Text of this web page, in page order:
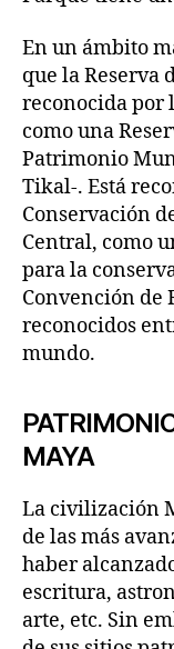
En un ámbito
que la Reserva
reconocida por
como una
Patrimonio
Tikal-. Está
Conservación
Central, como
para la
Convención de
reconocidos
mundo.
MAYA
La civilización
de las más
haber
escritura,
arte, etc. Sin